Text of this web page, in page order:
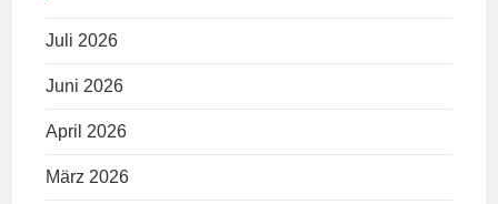
Juli 2026
Juni 2026
April 2026
März 2026